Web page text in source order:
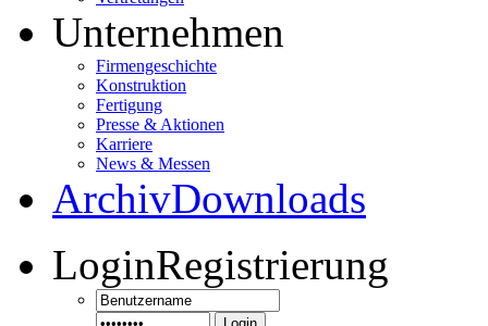
Unternehmen
Firmengeschichte
Konstruktion
Fertigung
Presse & Aktionen
Karriere
News & Messen
ArchivDownloads
LoginRegistrierung